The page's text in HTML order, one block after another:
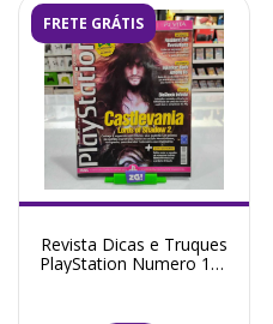
FRETE GRÁTIS
Revista Dicas e Truques
PlayStation Numero 176